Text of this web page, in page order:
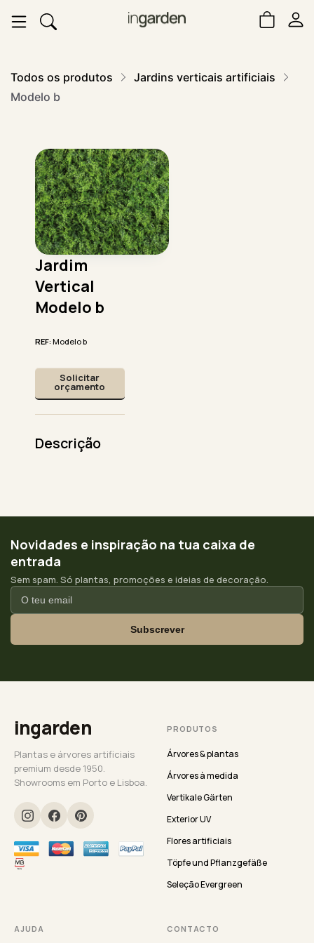
Todos os produtos
Jardins verticais artificiais
Modelo b
Jardim
Vertical
Modelo b
REF: Modelo b
Solicitar
orçamento
Descrição
Novidades e inspiração na tua caixa de
entrada
Sem spam. Só plantas, promoções e ideias de decoração.
Subscrever
ingarden
Plantas e árvores artificiais
premium desde 1950.
Showrooms em Porto e Lisboa.
PRODUTOS
Árvores & plantas
Árvores à medida
Vertikale Gärten
Exterior UV
Flores artificiais
Töpfe und Pflanzgefäße
Seleção Evergreen
AJUDA CONTACTO